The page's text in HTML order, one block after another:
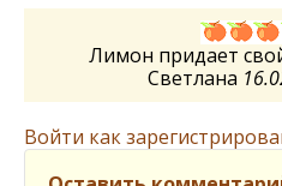
Лимон придает
Светлана
Войти как